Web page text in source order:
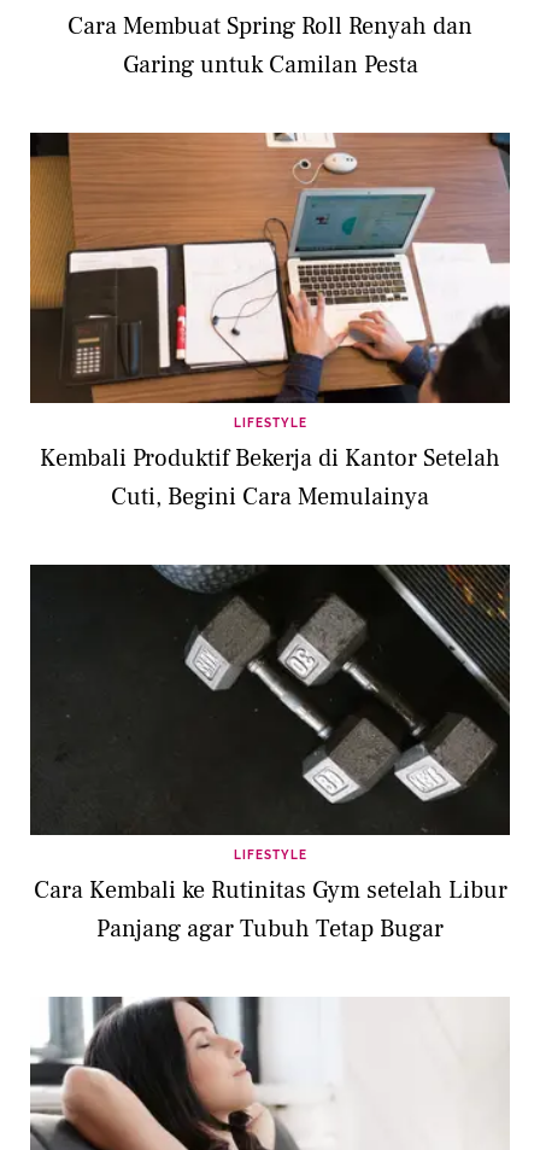
Cara Membuat Spring Roll Renyah dan
Garing untuk Camilan Pesta
LIFESTYLE
Kembali Produktif Bekerja di Kantor Setelah
Cuti, Begini Cara Memulainya
LIFESTYLE
Cara Kembali ke Rutinitas Gym setelah Libur
Panjang agar Tubuh Tetap Bugar